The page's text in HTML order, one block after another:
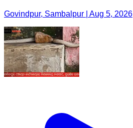
Govindpur, Sambalpur | Aug 5, 2026